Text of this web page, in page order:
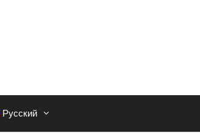
Русский